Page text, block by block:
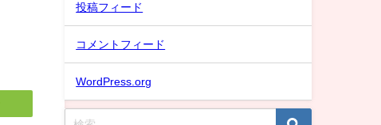
投稿フィード
コメントフィード
WordPress.org